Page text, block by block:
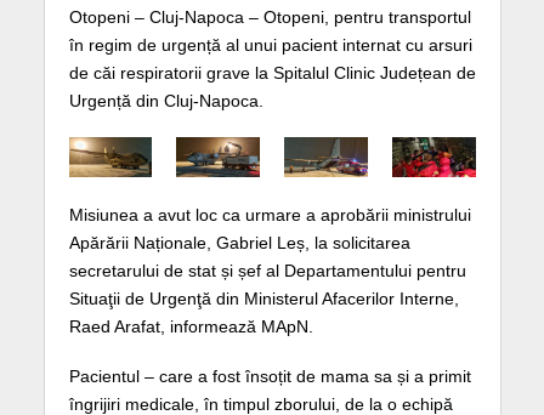
Otopeni – Cluj-Napoca – Otopeni, pentru transportul
în regim de urgență al unui pacient internat cu arsuri
de căi respiratorii grave la Spitalul Clinic Județean de
Urgență din Cluj-Napoca.
Misiunea a avut loc ca urmare a aprobării ministrului
Apărării Naționale, Gabriel Leș, la solicitarea
secretarului de stat și șef al Departamentului pentru
Situaţii de Urgenţă din Ministerul Afacerilor Interne,
Raed Arafat, informează MApN.
Pacientul – care a fost însoțit de mama sa și a primit
îngrijiri medicale, în timpul zborului, de la o echipă